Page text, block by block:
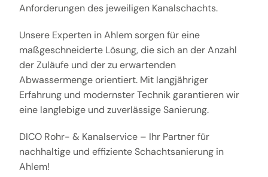
Anforderungen des jeweiligen Kanalschachts.
Unsere Experten in Ahlem sorgen für eine
maßgeschneiderte Lösung, die sich an der Anzahl
der Zuläufe und der zu erwartenden
Abwassermenge orientiert. Mit langjähriger
Erfahrung und modernster Technik garantieren wir
eine langlebige und zuverlässige Sanierung.
DICO Rohr- & Kanalservice – Ihr Partner für
nachhaltige und effiziente Schachtsanierung in
Ahlem!